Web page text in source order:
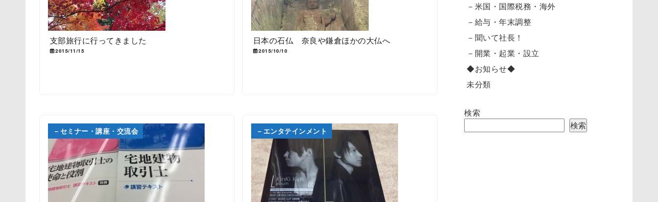
支部旅行に行ってきました
2015/11/15
日本の石仏 奈良や鎌倉ほかの大仏へ
2015/10/10
－セミナー・講座・交流会 －エンタテインメント
－米国・国際税務・海外
－給与・年末調整
－聞いて社長！
－開業・起業・設立
◆お知らせ◆
未分類
検索
検索